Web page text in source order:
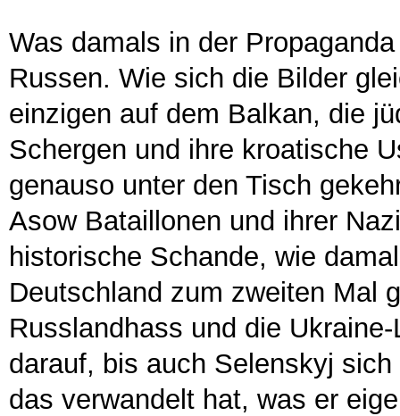
Was damals in der
Russen. Wie sich die Bilder
einzigen auf dem Balkan, die
Schergen und ihre kroatische
genauso unter den Tisch
Asow Bataillonen und ihrer
historische Schande, wie
Deutschland zum zweiten Mal
Russlandhass und die
darauf, bis auch Selenskyj
das verwandelt hat, was er